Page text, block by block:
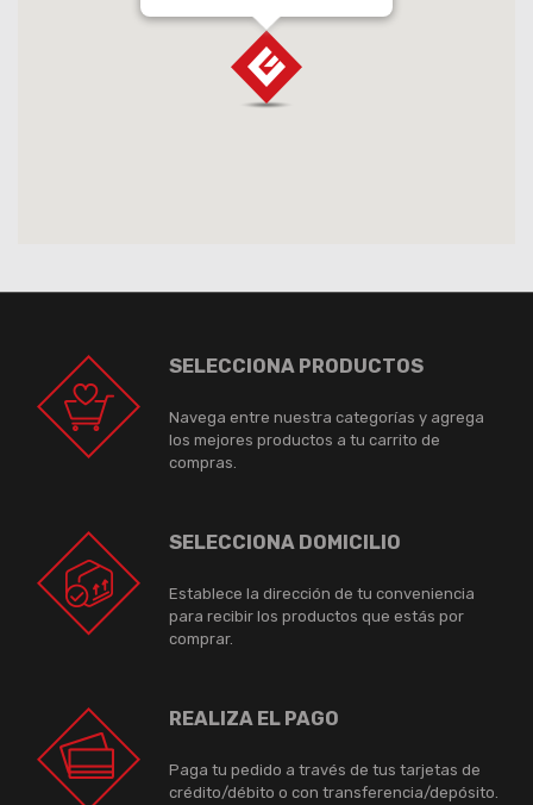
SELECCIONA PRODUCTOS
Navega entre nuestra categorías y agrega
los mejores productos a tu carrito de
compras.
SELECCIONA DOMICILIO
Establece la dirección de tu conveniencia
para recibir los productos que estás por
comprar.
REALIZA EL PAGO
Paga tu pedido a través de tus tarjetas de
crédito/débito o con transferencia/depósito.